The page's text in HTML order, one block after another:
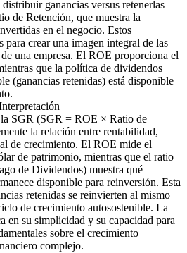
ganancias versus retenerlas
de Retención, que muestra la
en el negocio. Estos
para crear una imagen integral de las
una empresa. El ROE proporciona el
que la política de dividendos
(ganancias retenidas) está disponible
SGR (SGR = ROE × Ratio de
la relación entre rentabilidad,
de crecimiento. El ROE mide el
de patrimonio, mientras que el ratio
de Dividendos) muestra qué
disponible para reinversión. Esta
retenidas se reinvierten al mismo
de crecimiento autosostenible. La
en su simplicidad y su capacidad para
sobre el crecimiento
complejo.